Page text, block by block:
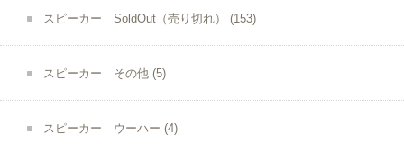
スピーカー SoldOut（売り切れ） (153)
スピーカー その他 (5)
スピーカー ウーハー (4)